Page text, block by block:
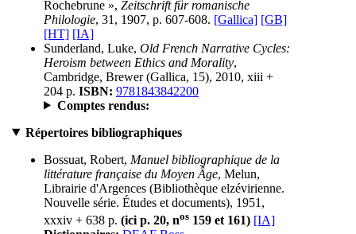
Rochebrune », Zeitschrift für romanische
Philologie, 31, 1907, p. 607-608. [Gallica] [GB]
[HT] [IA]
Sunderland, Luke, Old French Narrative Cycles:
Heroism between Ethics and Morality,
Cambridge, Brewer (Gallica, 15), 2010, xiii +
204 p. ISBN: 9781843842200
Comptes rendus:
Répertoires bibliographiques
Bossuat, Robert, Manuel bibliographique de la
littérature française du Moyen Âge, Melun,
Librairie d'Argences (Bibliothèque elzévirienne.
Nouvelle série. Études et documents), 1951,
xxxiv + 638 p. (ici p. 20, nos 159 et 161) [IA]